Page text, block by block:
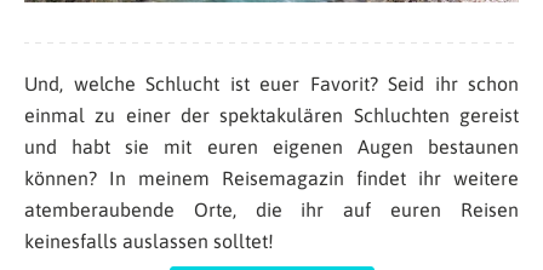
Und, welche Schlucht ist euer Favorit? Seid ihr schon
einmal zu einer der spektakulären Schluchten gereist
und habt sie mit euren eigenen Augen bestaunen
können? In meinem Reisemagazin findet ihr weitere
atemberaubende Orte, die ihr auf euren Reisen
keinesfalls auslassen solltet!